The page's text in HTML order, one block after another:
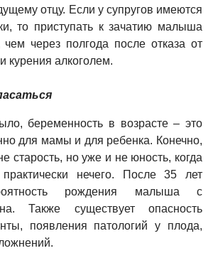
отцу. Если у супругов имеются
то приступать к зачатию малыша
через полгода после отказа от
курения алкоголем.
беременность в возрасте – это
для мамы и для ребенка. Конечно,
старость, но уже и не юность, когда
нечего. После 35 лет
рождения малыша с
Также существует опасность
появления патологий у плода,